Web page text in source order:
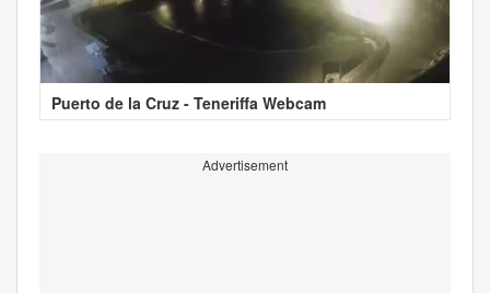
Puerto de la Cruz - Teneriffa Webcam
Advertisement